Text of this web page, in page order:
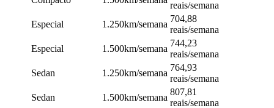
reais/semana
Especial
1.250km/semana
704,88
reais/semana
Especial
1.500km/semana
744,23
reais/semana
Sedan
1.250km/semana
764,93
reais/semana
Sedan
1.500km/semana
807,81
reais/semana